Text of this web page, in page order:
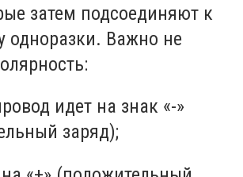
затем подсоединяют к
одноразки. Важно не
идет на знак «-»
заряд);